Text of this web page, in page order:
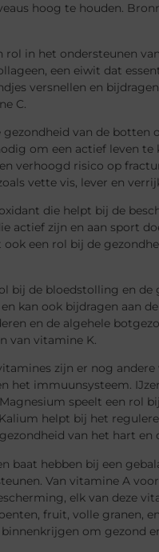
hoog te houden.
in het ondersteunen
een eiwit dat
versnellen en
C.
van de
om een actief leven
verhoogd risico op
vette vis, lever en
die helpt bij de
actief zijn en aan sport
een rol bij de
bij de bloedstolling en
kan ook bijdragen aan
en de algehele
van vitamine K.
zijn er nog
het immuunsysteem.
speelt een rol
helpt bij het
van het hart en
baat hebben bij een
Van vitamine A
elk van deze
fruit, volle granen,
om gezond